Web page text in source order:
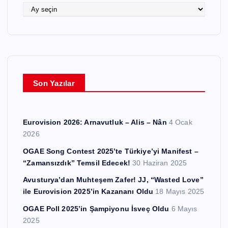
Son Yazılar
Eurovision 2026: Arnavutluk – Alis – Nân 4 Ocak
2026
OGAE Song Contest 2025’te Türkiye’yi Manifest –
“Zamansızdık” Temsil Edecek! 30 Haziran 2025
Avusturya’dan Muhteşem Zafer! JJ, “Wasted Love”
ile Eurovision 2025’in Kazananı Oldu 18 Mayıs 2025
OGAE Poll 2025’in Şampiyonu İsveç Oldu 6 Mayıs
2025